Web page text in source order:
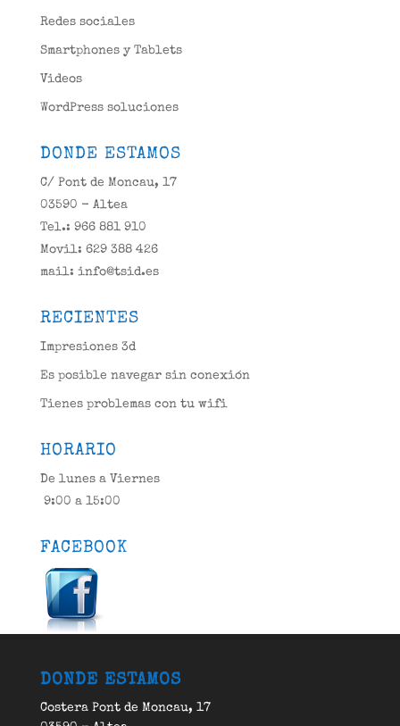
Redes sociales
Smartphones y Tablets
Videos
WordPress soluciones
DONDE ESTAMOS
C/ Pont de Moncau, 17
03590 - Altea
Tel.: 966 881 910
Movil: 629 388 426
mail: info@tsid.es
RECIENTES
Impresiones 3d
Es posible navegar sin conexión
Tienes problemas con tu wifi
HORARIO
De lunes a Viernes
9:00 a 15:00
FACEBOOK
DONDE ESTAMOS
Costera Pont de Moncau, 17